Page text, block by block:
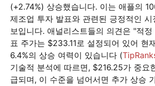
(+2.74%) 상승했습니다. 이는 애플의
제조업 투자 발표와 관련된 긍정적인
보입니다. 애널리스트들의 의견은 "적
표 주가는 $233.11로 설정되어 있어 현
6.4%의 상승 여력이 있습니다 (
기술적 분석에 따르면, $216.25가 중요
급되며, 이 수준을 넘어서면 추가 상승